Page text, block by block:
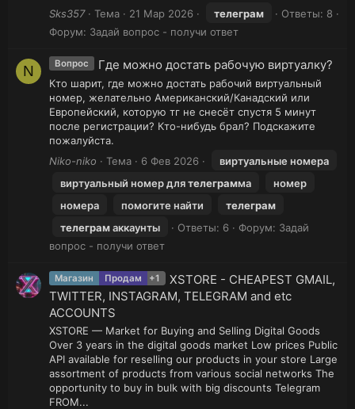
Sks357
Тема 21 Мар 2026 телеграм
Ответы: 8
Форум: Задай вопрос - получи ответ
N Вопрос Где можно достать рабочую виртуалку?
Кто шарит, где можно достать рабочий виртуальный
номер, желательно Американский/Канадский или
Европейский, которую тг не снесёт спустя 5 минут
после регистрации? Кто-нибудь брал? Подскажите
пожалуйста.
Niko-niko
Тема 6 Фев 2026
виртуальные номера
виртуальный номер длятелеграмма
номер
номера
помогите найти
телеграм
телеграмаккаунты Ответы: 6 Форум: Задай
вопрос - получи ответ
Магазин Продам +1
XSTORE - CHEAPEST GMAIL,
TWITTER, INSTAGRAM, TELEGRAM and etc
ACCOUNTS
XSTORE — Market for Buying and Selling Digital Goods
Over 3 years in the digital goods market Low prices Public
API available for reselling our products in your store Large
assortment of products from various social networks The
opportunity to buy in bulk with big discounts Telegram
FROM...